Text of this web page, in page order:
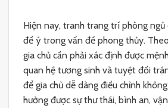
Hiện nay, tranh trang trí phòng ngủ
để ý trong vấn đề phong thủy.
gia chủ cần phải xác định được
quan hệ tương sinh và tuyệt đối
để gia chủ dễ dàng điều chỉnh
hưởng được sự thư thái, bình an,